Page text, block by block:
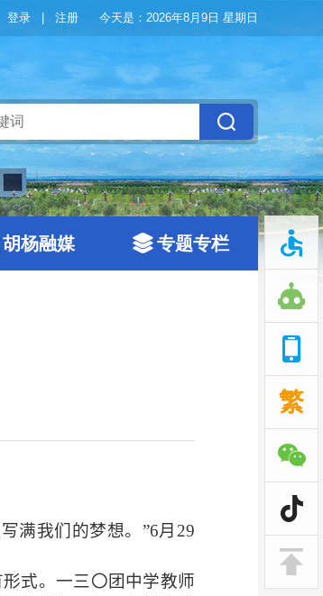
登录 注册 今天是： 2026年8月9日 星期日
胡杨融媒 专题专栏
满我们的梦想。”6月29
式。一三〇团中学教师
繁